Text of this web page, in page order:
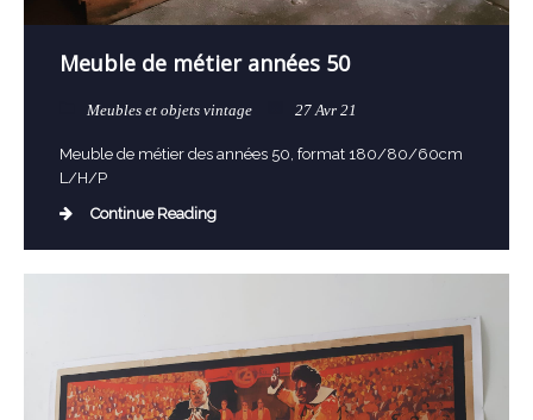
Meuble de métier années 50
Meubles et objets vintage 27 Avr 21
Meuble de métier des années 50, format 180/80/60cm
L/H/P
Continue Reading